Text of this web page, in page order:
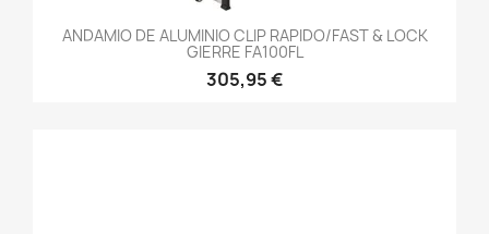
ANDAMIO DE ALUMINIO CLIP RAPIDO/FAST & LOCK
GIERRE FA100FL
305,95 €